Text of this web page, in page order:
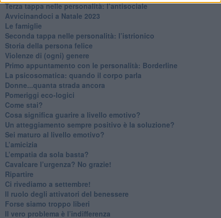
​Terza tappa nelle personalità: l’antisociale
​Avvicinandoci a Natale 2023
Le famiglie
Seconda tappa nelle personalità: l’istrionico
​Storia della persona felice
Violenze di (ogni) genere
​Primo appuntamento con le personalità: Borderline
La psicosomatica: quando il corpo parla
Donne...quanta strada ancora
​Pomeriggi eco-logici
​Come stai?
Cosa significa guarire a livello emotivo?
​Un atteggiamento sempre positivo è la soluzione?
​Sei maturo al livello emotivo?
​L’amicizia
​L’empatia da sola basta?
​Cavalcare l’urgenza? No grazie!
Ripartire
​Ci rivediamo a settembre!
​Il ruolo degli attivatori del benessere
​Forse siamo troppo liberi
​Il vero problema è l’indifferenza